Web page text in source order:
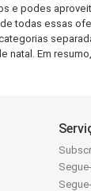
e podes
todas essas
natal. Em